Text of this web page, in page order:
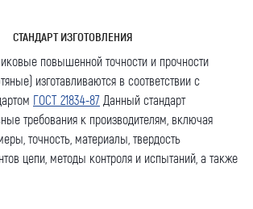
СТАНДАРТ ИЗГОТОВЛЕНИЯ
повышенной точности и прочности
изготавливаются в соответствии с
ГОСТ 21834-87 Данный стандарт
требования к производителям, включая
точность, материалы, твердость
цепи, методы контроля и испытаний, а также